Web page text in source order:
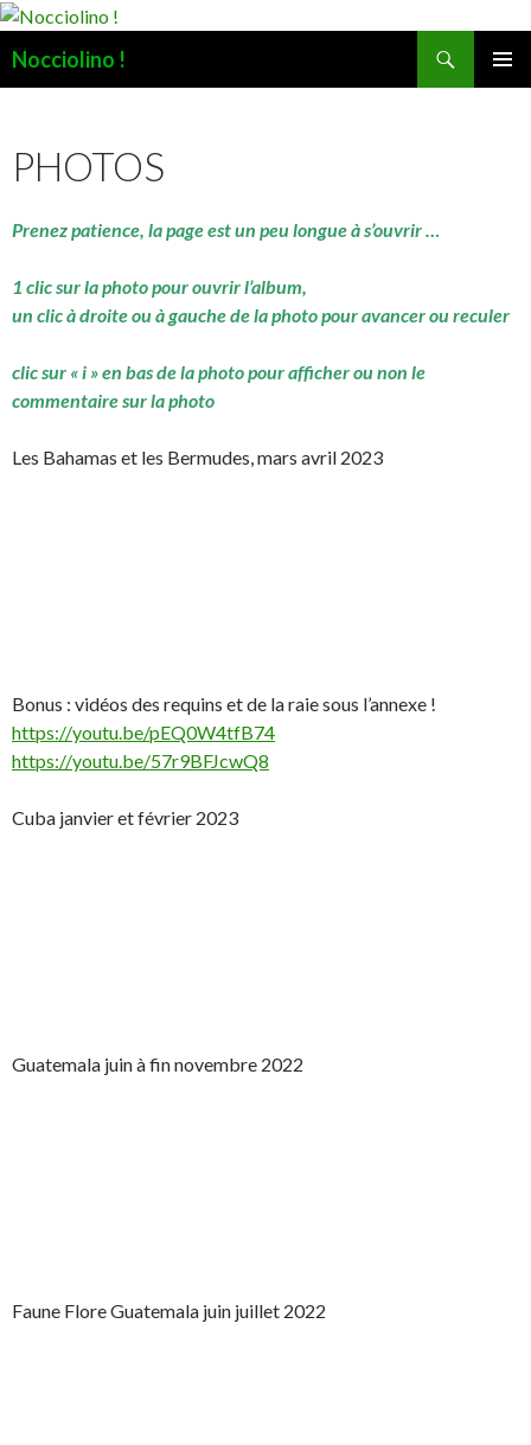
Nocciolino !
PHOTOS
Prenez patience, la page est un peu longue à s’ouvrir …
1 clic sur la photo pour ouvrir l’album,
un clic à droite ou à gauche de la photo pour avancer ou reculer
clic sur « i » en bas de la photo pour afficher ou non le
commentaire sur la photo
Les Bahamas et les Bermudes, mars avril 2023
Bonus : vidéos des requins et de la raie sous l’annexe !
https://youtu.be/pEQ0W4tfB74
https://youtu.be/57r9BFJcwQ8
Cuba janvier et février 2023
Guatemala juin à fin novembre 2022
Faune Flore Guatemala juin juillet 2022